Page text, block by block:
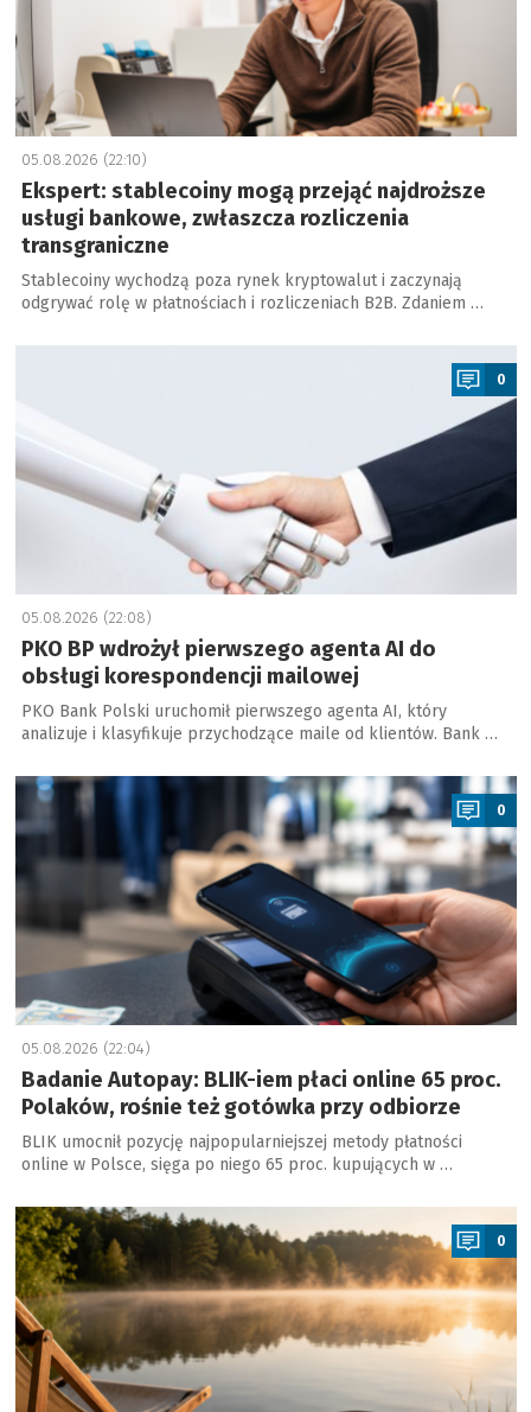
05.08.2026 (22:10)
Ekspert: stablecoiny mogą przejąć najdroższe
usługi bankowe, zwłaszcza rozliczenia
transgraniczne
Stablecoiny wychodzą poza rynek kryptowalut i zaczynają
odgrywać rolę w płatnościach i rozliczeniach B2B. Zdaniem …
a
0
05.08.2026 (22:08)
PKO BP wdrożył pierwszego agenta AI do
obsługi korespondencji mailowej
PKO Bank Polski uruchomił pierwszego agenta AI, który
analizuje i klasyfikuje przychodzące maile od klientów. Bank …
a
0
05.08.2026 (22:04)
Badanie Autopay: BLIK-iem płaci online 65 proc.
Polaków, rośnie też gotówka przy odbiorze
BLIK umocnił pozycję najpopularniejszej metody płatności
online w Polsce, sięga po niego 65 proc. kupujących w …
a
0